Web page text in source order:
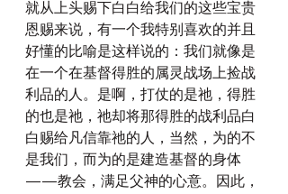
就从上头赐下白白给我们的这些宝贵
恩赐来说，有一个我特别喜欢的并且
好懂的比喻是这样说的：我们就像是
在一个在基督得胜的属灵战场上捡战
利品的人。是啊，打仗的是祂，得胜
的也是祂，祂却将那得胜的战利品白
白赐给凡信靠祂的人，当然，为的不
是我们，而为的是建造基督的身体
——教会，满足父神的心意。因此，